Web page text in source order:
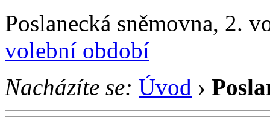
Poslanecká sněmovna, 2.
volební období
Nacházíte se: Úvod ›